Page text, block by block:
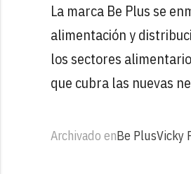
La marca Be Plus se
alimentación y
los sectores
que cubra las nuevas
Archivado enBe PlusVicky